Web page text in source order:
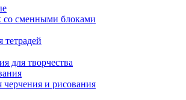
со сменными блоками
для творчества
черчения и рисования